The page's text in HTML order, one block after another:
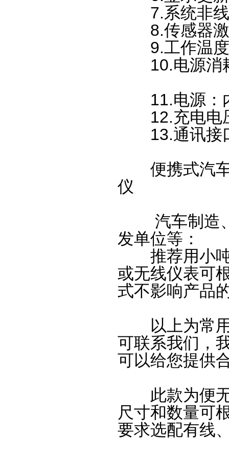
7.系统非线
8.传感器激
9.工作温
10.电源消耗
11.电源：
12.充电电
13.通讯接
便携式汽车
仪
汽车制造、
发单位等：
推荐用小吨
或无线仪表可
式不影响产品
以上为常用
可联系我们，
可以给您提供
此款为便无
尺寸和数量可
要求选配有线